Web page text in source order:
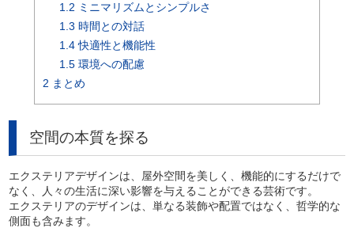
1.2 ミニマリズムとシンプルさ
1.3 時間との対話
1.4快適性と機能性
1.5環境への配慮
2 まとめ
空間の本質を探る
エクステリアデザインは、屋外空間を美しく、機能的にするだけで
なく、人々の生活に深い影響を与えることができる芸術です。
エクステリアのデザインは、単なる装飾や配置ではなく、哲学的な
側面も含みます。